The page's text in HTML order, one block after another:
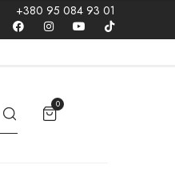
+380 95 084 93 01
0